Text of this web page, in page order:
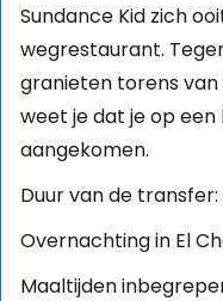
Sundance Kid zich
wegrestaurant.
granieten torens van
weet je dat je op
aangekomen.
Duur van de transfer:
Overnachting in El
Maaltijden